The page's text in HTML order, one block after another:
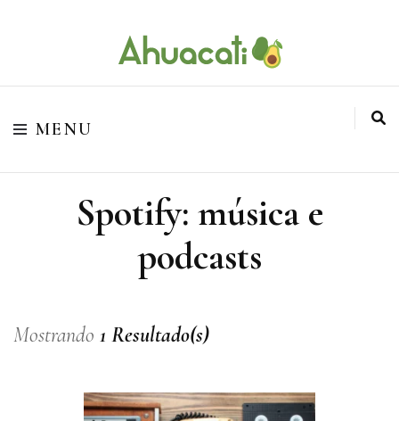
Ahuacati
O melhor da Internet em um só lugar
MENU
Spotify: música e
podcasts
Mostrando 1 Resultado(s)